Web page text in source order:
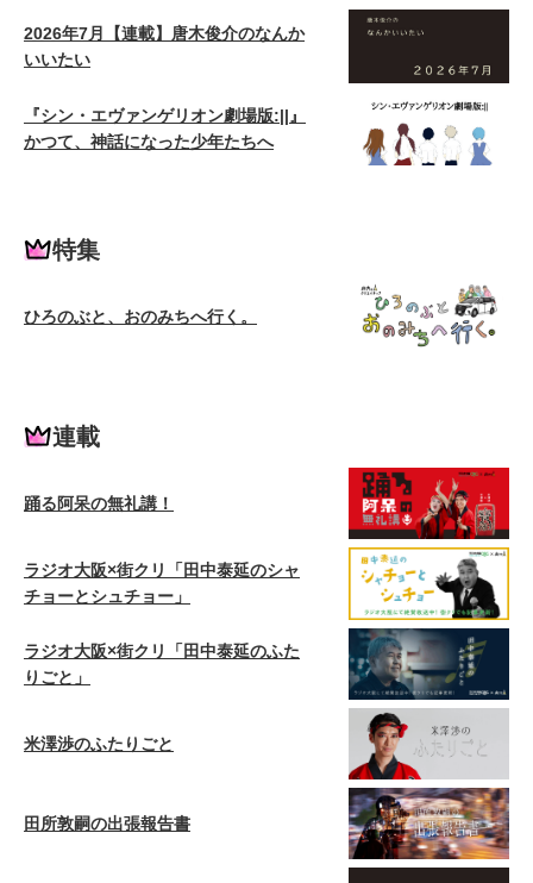
2026年7月【連載】唐木俊介のなんか
いいたい
『シン・エヴァンゲリオン劇場版:||』
かつて、神話になった少年たちへ
特集
ひろのぶと、おのみちへ行く。
連載
踊る阿呆の無礼講！
ラジオ大阪×街クリ「田中泰延のシャ
チョーとシュチョー」
ラジオ大阪×街クリ「田中泰延のふた
りごと」
米澤渉のふたりごと
田所敦嗣の出張報告書